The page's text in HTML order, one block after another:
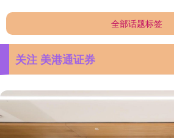
全部话题标签
关注 美港通证券